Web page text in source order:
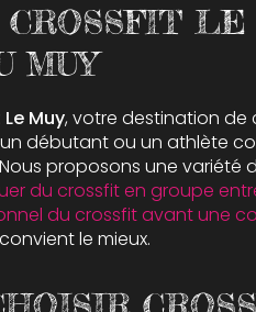
CROSSFIT
MUY
Muy, votre destination de
débutant ou un athlète
proposons une variété
du crossfit en groupe
du crossfit avant une
le mieux.